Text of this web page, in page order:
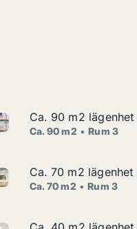
i Kungälv,
m2 lägenhet att hyra i
Ca. 90 m2
Ca. 90 m2
Ca. 90 m2 Rum 3
i Kungälv, Ytterby,
m2 lägenhet att hyra i
Ca. 70 m2
Ca. 70 m2
Ca. 70 m2 Rum 3